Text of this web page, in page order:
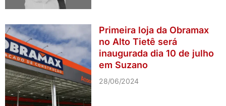
Primeira loja da Obramax
no Alto Tietê será
inaugurada dia 10 de julho
em Suzano
28/06/2024